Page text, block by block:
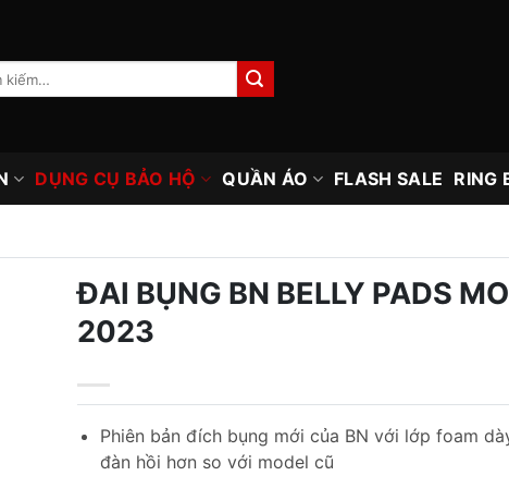
DỤNG CỤ BẢO HỘ QUẦN ÁO FLASH SALE RING
ĐAI BỤNG BN BELLY PADS
2023
Phiên bản đích bụng mới của BN với lớp foam
đàn hồi hơn so với model cũ